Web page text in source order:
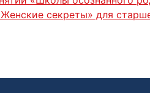
секреты» для